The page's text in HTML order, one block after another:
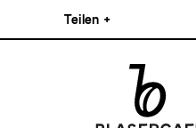
Teilen +
Pinterest
Instagram